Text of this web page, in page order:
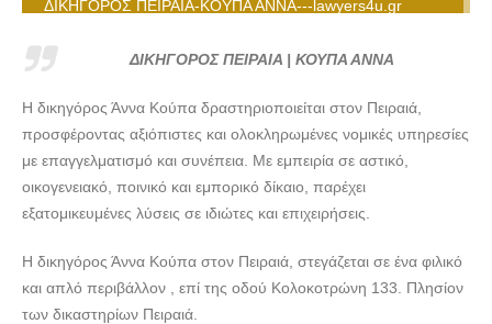
ΔΙΚΗΓΟΡΟΣ ΠΕΙΡΑΙΑ-ΚΟΥΠΑ ΑΝΝΑ---lawyers4u.gr
ΔΙΚΗΓΟΡΟΣ ΠΕΙΡΑΙΑ-ΚΟΥΠΑ ΑΝΝΑ---lawyers4u.gr
ΔΙΚΗΓΟΡΟΣ ΠΕΙΡΑΙΑ-ΚΟΥΠΑ ΑΝΝΑ---lawyers4u.gr
ΔΙΚΗΓΟΡΟΣ ΠΕΙΡΑΙΑ | ΚΟΥΠΑ ΑΝΝΑ
Η δικηγόρος Άννα Κούπα δραστηριοποιείται στον Πειραιά,
προσφέροντας αξιόπιστες και ολοκληρωμένες νομικές υπηρεσίες
με επαγγελματισμό και συνέπεια. Με εμπειρία σε αστικό,
οικογενειακό, ποινικό και εμπορικό δίκαιο, παρέχει
εξατομικευμένες λύσεις σε ιδιώτες και επιχειρήσεις.
Η δικηγόρος Άννα Κούπα στον Πειραιά, στεγάζεται σε ένα φιλικό
και απλό περιβάλλον , επί της οδού Κολοκοτρώνη 133. Πλησίον
των δικαστηρίων Πειραιά.